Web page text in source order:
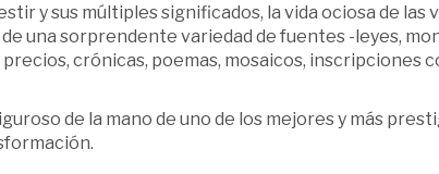
y sus múltiples significados, la vida ociosa de las
una sorprendente variedad de fuentes -leyes,
crónicas, poemas, mosaicos, inscripciones
de la mano de uno de los mejores y más